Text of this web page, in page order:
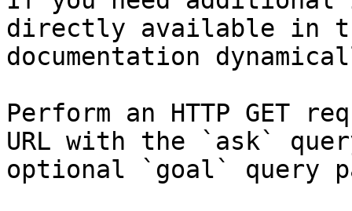
directly available in
documentation
Perform an HTTP GET
URL with the `ask`
optional `goal` query